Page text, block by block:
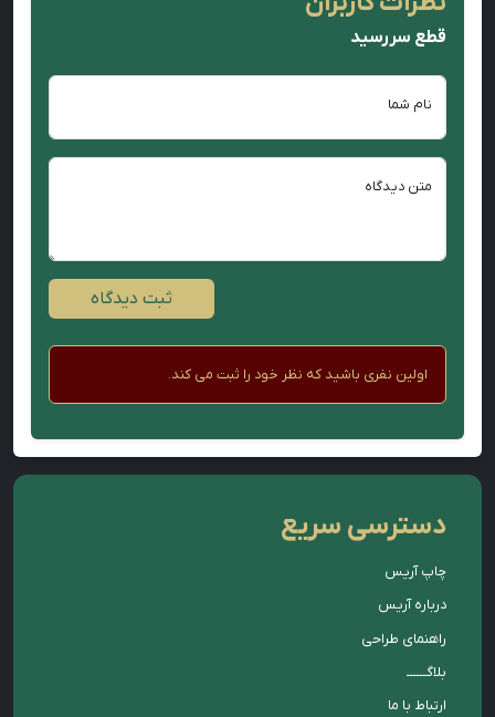
قطع سررسید
نام شما
متن دیدگاه
ثبت دیدگاه
اولین نفری باشید که نظر خود را ثبت می کند.
دسترسی سریع
چاپ آریس
درباره آریس
راهنمای طراحی
بلاگــــــ
ارتباط با ما